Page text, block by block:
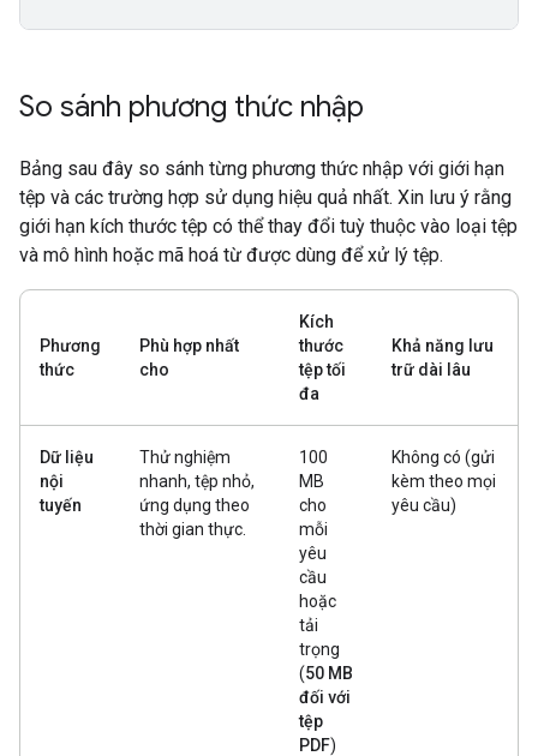
So sánh phương thức nhập
Bảng sau đây so sánh từng phương thức nhập với giới hạn
tệp và các trường hợp sử dụng hiệu quả nhất. Xin lưu ý rằng
giới hạn kích thước tệp có thể thay đổi tuỳ thuộc vào loại tệp
và mô hình hoặc mã hoá từ được dùng để xử lý tệp.
Phương
thức
Phù hợp nhất
cho
Kích
thước
tệp tối
đa
Khả năng lưu
trữ dài lâu
Dữ liệu
nội
tuyến
Thử nghiệm
nhanh, tệp nhỏ,
ứng dụng theo
thời gian thực.
100
MB
cho
mỗi
yêu
cầu
hoặc
tải
trọng
(50 MB
đối với
tệp
PDF)
Không có (gửi
kèm theo mọi
yêu cầu)